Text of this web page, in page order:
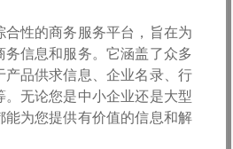
性的商务服务平台，旨在为
信息和服务。它涵盖了众多
品供求信息、企业名录、行
无论您是中小企业还是大型
为您提供有价值的信息和解